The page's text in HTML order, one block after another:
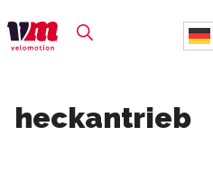
heckantrieb